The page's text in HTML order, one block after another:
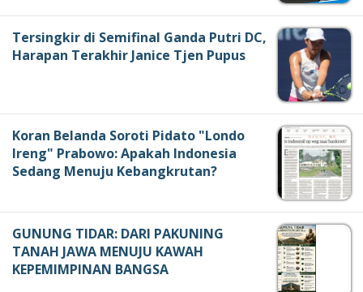
Tersingkir di Semifinal Ganda Putri DC,
Harapan Terakhir Janice Tjen Pupus
Koran Belanda Soroti Pidato "Londo
Ireng" Prabowo: Apakah Indonesia
Sedang Menuju Kebangkrutan?
GUNUNG TIDAR: DARI PAKUNING
TANAH JAWA MENUJU KAWAH
KEPEMIMPINAN BANGSA